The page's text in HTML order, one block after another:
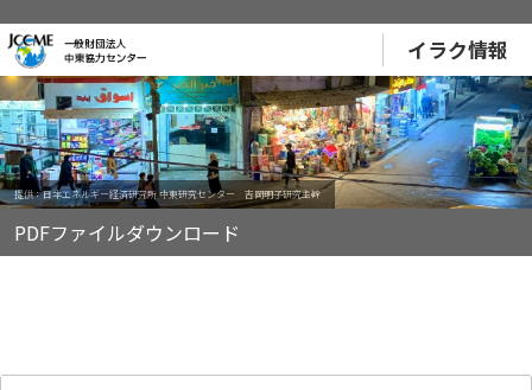
イラク情報
提供：日本エネルギー経済研究所 中東研究センター 吉岡明子研究主幹
PDFファイルダウンロード